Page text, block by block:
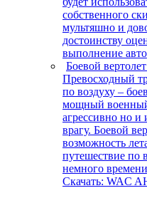
собственного
мультяшно и
достоинству
выполнение
Боевой
Превосходный
по воздуху –
мощный военный
агрессивно но и
врагу. Боевой
возможность
путешествие по
немного
Скачать: WAC